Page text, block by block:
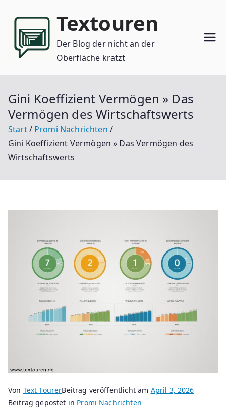
Inhalt
springen
Textouren
Der Blog der nicht an der
Oberfläche kratzt
Gini Koeffizient Vermögen » Das
Vermögen des Wirtschaftswerts
Start
Promi Nachrichten
Gini Koeffizient Vermögen » Das Vermögen des
Wirtschaftswerts
Von Text TourerBeitrag veröffentlicht am April 3, 2026
Beitrag gepostet in Promi Nachrichten